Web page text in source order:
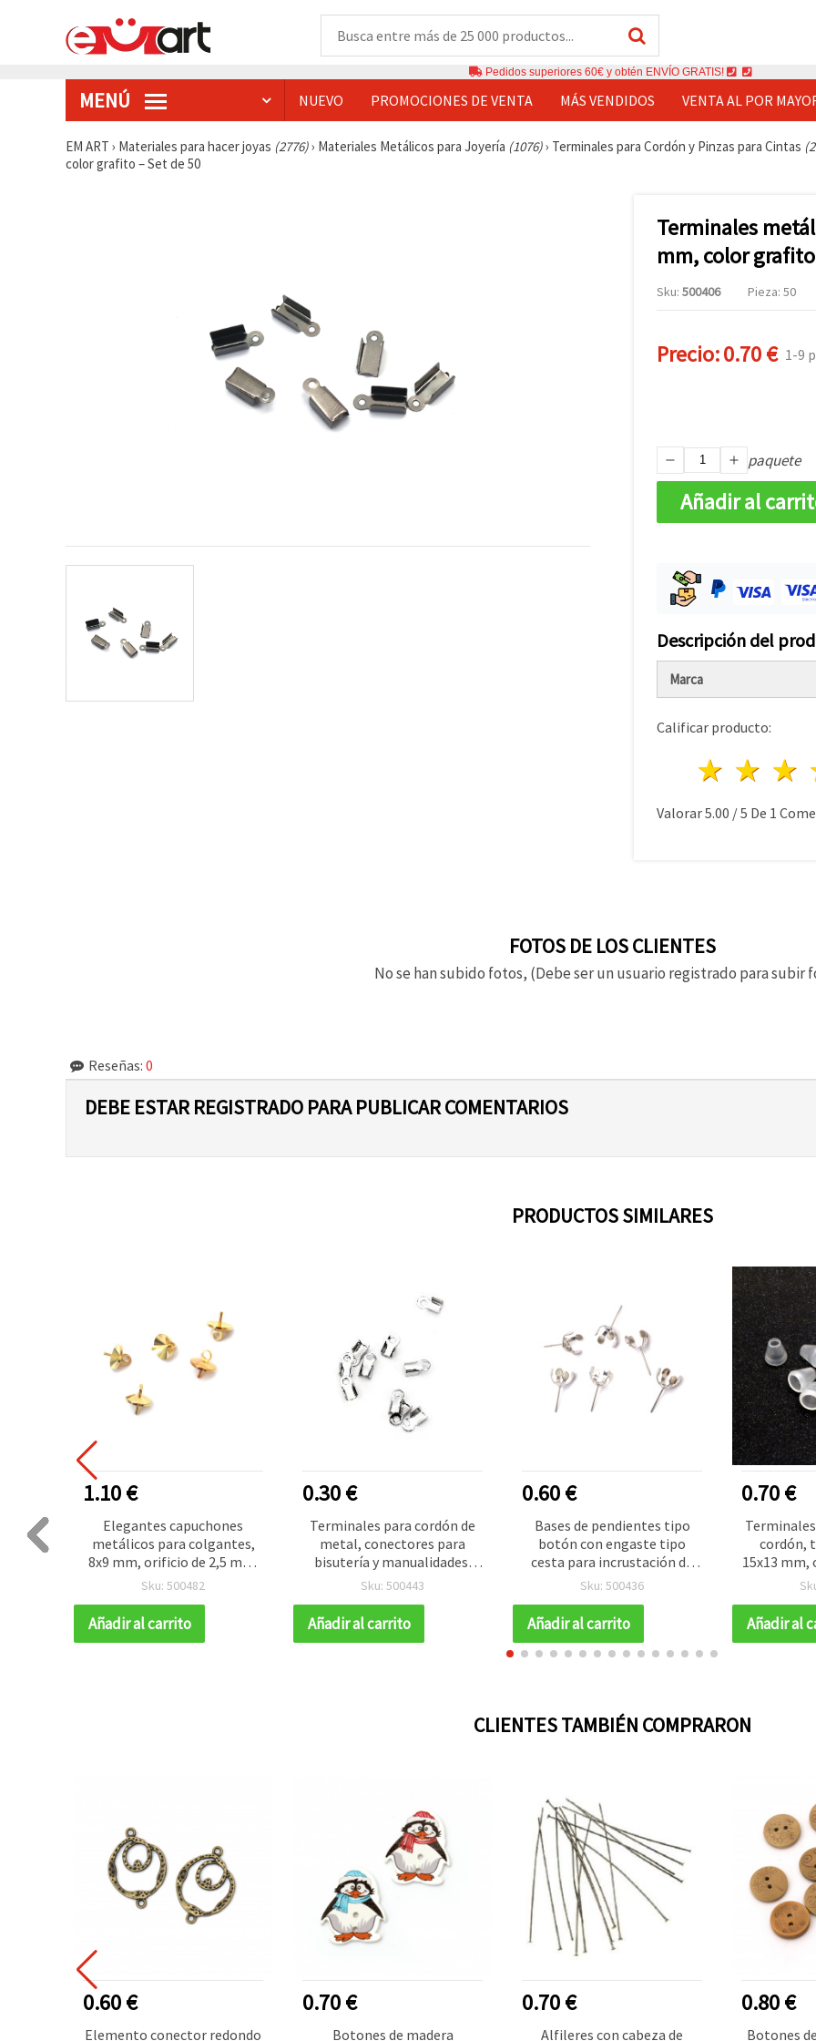
Pedidos superiores 60€ y obtén ENVÍO GRATIS!
MENÚ NUEVO PROMOCIONES DE VENTA MÁS VENDIDOS VENTA AL POR
EM ART › Materiales para hacer joyas (2776)› Materiales Metálicos para Joyería (1076)› Terminales para Cordón y Pinzas para Cintas
color grafito – Set de 50
Terminales
mm, color
Sku: 500406 Pieza: 50
Precio:0.70 € 1-9
paquete
Añadir al
Descripción del
Marca
Calificar producto:
2
1
Valorar5.00 /5 De 1
FOTOS DE LOS CLIENTES
No se han subido fotos, (Debe ser un usuario registrado para subir
Reseñas: 0
DEBE ESTAR REGISTRADO PARA PUBLICAR COMENTARIOS
PRODUCTOS SIMILARES
para
1.10 €
Elegantes capuchones
metálicos para colgantes,
8x9 mm, orificio de 2,5 mm,
tono dorado – 10 piezas,
Sku: 500482
Añadir al carrito
0.30 €
Terminales para cordón de
metal, conectores para
bisutería y manualidades,
3x6 mm, color blanco - 50
Sku: 500443
Añadir al carrito
0.60 €
Bases de pendientes tipo
botón con engaste tipo
cesta para incrustación de
bisutería, 9 x 18 mm, color
Sku: 500436
Añadir al carrito
0.70 €
cordón,
15x13 mm,
Añadir al
CLIENTES TAMBIÉN COMPRARON
0.60 €
Elemento conector redondo
0.70 €
Botones de madera
0.70 €
Alfileres con cabeza de
0.80 €
Botones